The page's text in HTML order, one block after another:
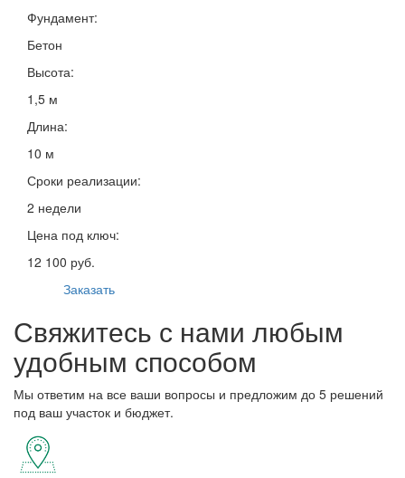
Фундамент:
Бетон
Высота:
1,5 м
Длина:
10 м
Сроки реализации:
2 недели
Цена под ключ:
12 100 руб.
Заказать
Свяжитесь с нами любым
удобным способом
Мы ответим на все ваши вопросы и предложим до 5 решений
под ваш участок и бюджет.